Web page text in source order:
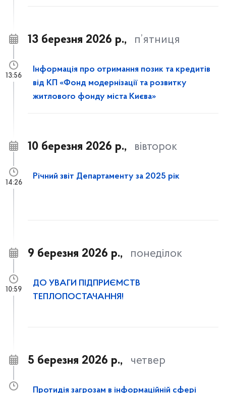
13 березня 2026 р., п’ятниця
Інформація про отримання позик та кредитів
від КП «Фонд модернізації та розвитку
житлового фонду міста Києва»
13:56
10 березня 2026 р., вівторок
Річний звіт Департаменту за 2025 рік
14:26
9 березня 2026 р., понеділок
ДО УВАГИ ПІДПРИЄМСТВ
ТЕПЛОПОСТАЧАННЯ!
10:59
5 березня 2026 р., четвер
Протидія загрозам в інформаційній сфері